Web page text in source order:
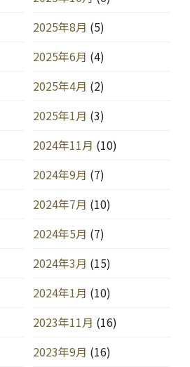
2025年8月 (5)
2025年6月 (4)
2025年4月 (2)
2025年1月 (3)
2024年11月 (10)
2024年9月 (7)
2024年7月 (10)
2024年5月 (7)
2024年3月 (15)
2024年1月 (10)
2023年11月 (16)
2023年9月 (16)